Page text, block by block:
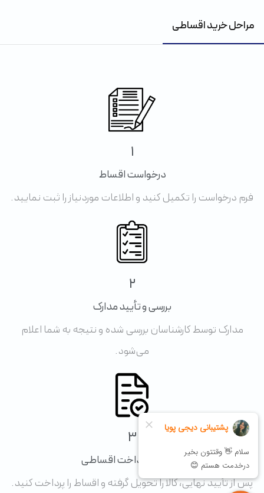
مراحل خرید اقساطی
1
درخواست اقساط
فرم درخواست را تکمیل کنید و اطلاعات موردنیاز را ثبت نمایید.
2
بررسی و تأیید مدارک
مدارک توسط کارشناسان بررسی شده و نتیجه به شما اعلام
می‌شود.
3
تحویل و پرداخت اقساطی
پس از تأیید نهایی، کالا را تحویل گرفته و اقساط را پرداخت کنید.